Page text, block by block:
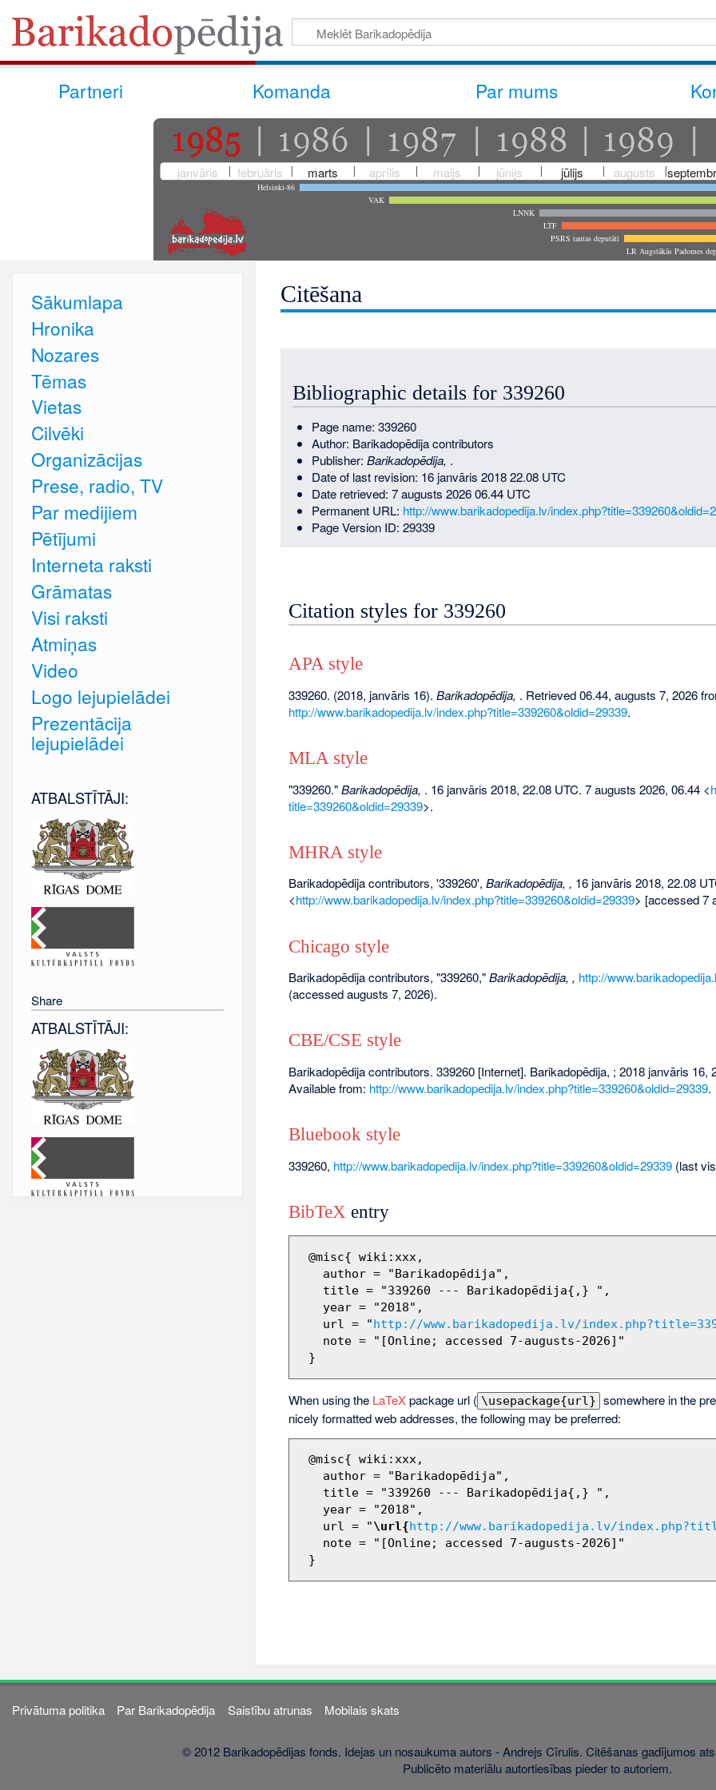
Partneri Komanda Par mums
janvāris februāris marts aprīlis maijs jūnijs jūlijs augusts
Helsinki-86
VAK
LNNK
LTF
PSRS tautas deputāti
LR Augstākās Padomes
Citēšana
Bibliographic details for 339260
Page name: 339260
Author: Barikadopēdija contributors
Publisher: Barikadopēdija, .
Date of last revision: 16 janvāris 2018 22.08 UTC
Date retrieved: 7 augusts 2026 06.44 UTC
Permanent URL: http://www.barikadopedija.lv/
Page Version ID: 29339
Citation styles for 339260
APA style
339260. (2018, janvāris 16). Barikadopēdija, . Retrieved 06.44, augusts 7, 2026
http://www.barikadopedija.lv/index.php?title=339260&oldid=29339.
MLA style
"339260."Barikadopēdija, . 16 janvāris 2018, 22.08 UTC. 7 augusts 2026, 06.44 <
title=339260&oldid=29339>.
MHRA style
Barikadopēdija contributors, '339260', Barikadopēdija, , 16 janvāris 2018, 22.08
<http://www.barikadopedija.lv/index.php?title=339260&oldid=29339> [accessed 7
Chicago style
Barikadopēdija contributors, "339260,"Barikadopēdija, , http://
(accessed augusts 7, 2026).
CBE/CSE style
Barikadopēdija contributors. 339260 [Internet]. Barikadopēdija, ; 2018 janvāris 16,
Available from: http://www.barikadopedija.lv/index.php?title=339260&oldid=29339.
Bluebook style
339260, http://www.barikadopedija.lv/index.php?title=339260&oldid=29339(last
BibTeX entry
   url = "
http://www.barikadopedija.lv/
When using the LaTeXpackage url ( \usepackage{url} somewhere in the
nicely formatted web addresses, the following may be preferred:
   url = "
\url{http://www.barikadopedija.lv/
Sākumlapa
Hronika
Nozares
Tēmas
Vietas
Cilvēki
Organizācijas
Prese, radio, TV
Par medijiem
Pētījumi
Interneta raksti
Grāmatas
Visi raksti
Atmiņas
Video
Logo lejupielādei
Prezentācija
lejupielādei
ATBALSTĪTĀJI:
Share
ATBALSTĪTĀJI:
Privātuma politika Par Barikadopēdija Saistību atrunas Mobilais skats
© 2012 Barikadopēdijas fonds. Idejas un nosaukuma autors - Andrejs Cīrulis. Citēšanas gadījumos
Publicēto materiālu autortiesības pieder to autoriem.